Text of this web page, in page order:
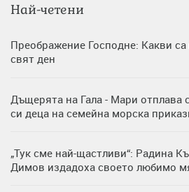
Най-четени
Преображение Господне: Какви
свят ден
Дъщерята на Гала - Мари отплава
си деца на семейна морска
„Тук сме най-щастливи“: Радина
Димов издадоха своето любимо